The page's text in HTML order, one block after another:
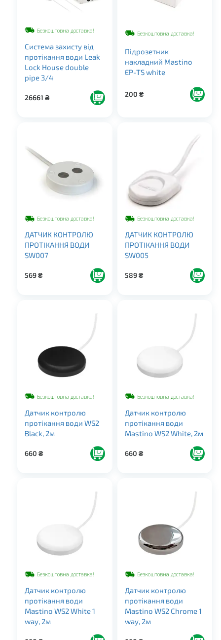
Безкоштовна доставка!
Система захисту від
протікання води Leak
Lock House double
pipe 3/4
26661 ₴
Безкоштовна доставка!
Підрозетник
накладний Mastino
EP-TS white
200 ₴
Безкоштовна доставка!
ДАТЧИК КОНТРОЛЮ
ПРОТІКАННЯ ВОДИ
SW007
569₴
Безкоштовна доставка!
ДАТЧИК КОНТРОЛЮ
ПРОТІКАННЯ ВОДИ
SW005
589₴
Безкоштовна доставка!
Датчик контролю
протікання води WS2
Black, 2м
660 ₴
Безкоштовна доставка!
Датчик контролю
протікання води
Mastino WS2 White, 2м
660 ₴
Безкоштовна доставка!
Датчик контролю
протікання води
Mastino WS2 White 1
way, 2м
Безкоштовна доставка!
Датчик контролю
протікання води
Mastino WS2 Chrome 1
way, 2м